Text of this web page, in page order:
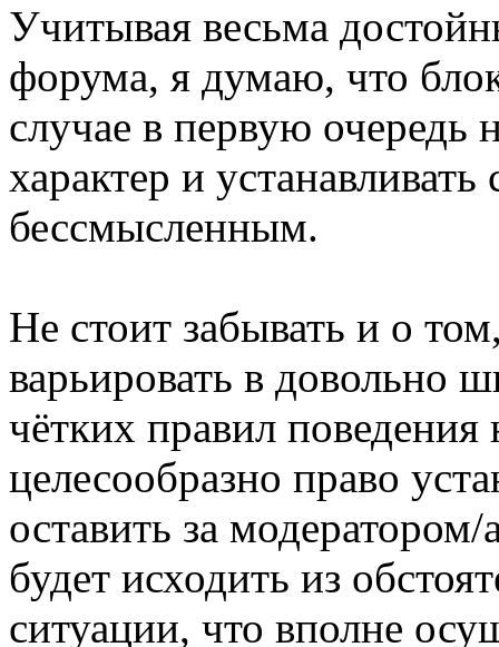
Учитывая весьма
форума, я думаю, что
случае в первую очередь
характер и
бессмысленным.
Не стоит забывать и о
варьировать в довольно
чётких правил поведения
целесообразно право
оставить за
будет исходить из
ситуации, что вполне